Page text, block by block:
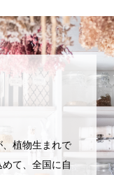
植物生まれで
て、全国に自